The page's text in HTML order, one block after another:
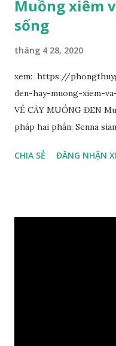
Muồng xiêm
sống
tháng 4 28, 2020
xem: https://
den-hay-muong-xiem-
VỀ CÂY MUỒNG ĐEN
pháp hai phần: Senna
(Fabaceae). Là cây
CHIA SẺ ĐĂNG NHẬN